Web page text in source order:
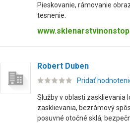
Pieskovanie, rámovanie
tesnenie.
Robert Duben
Pridať
Služby v oblasti zasklievania
zasklievania, bezrámový
posuvné otočné sklá,